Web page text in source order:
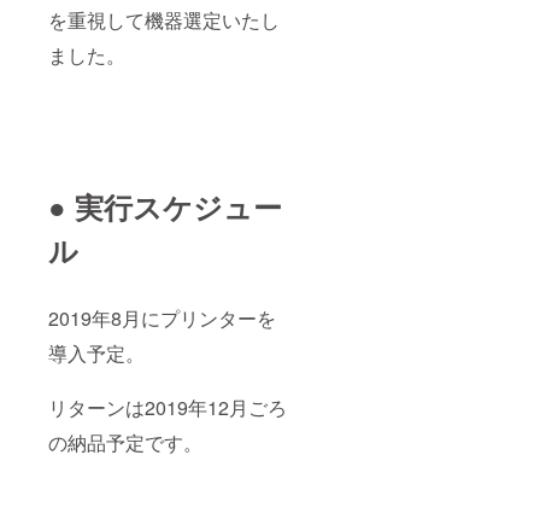
を重視して機器選定いたし
ました。
● 実行スケジュー
ル
2019年8月にプリンターを
導入予定。
リターンは2019年12月ごろ
の納品予定です。